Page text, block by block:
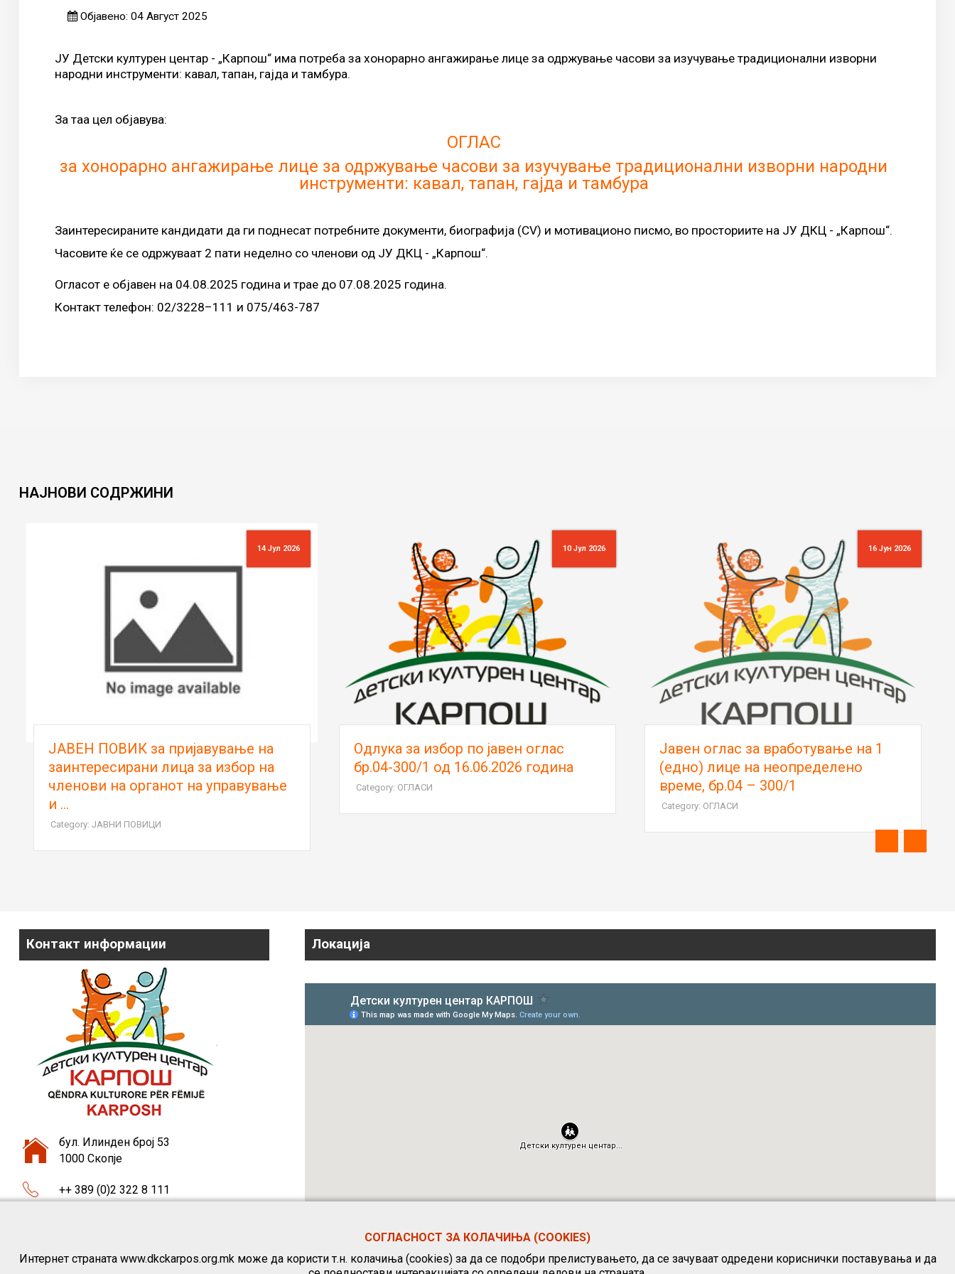
Објавено: 04 Август 2025
ЈУ Детски културен центар - „Карпош“ има потреба за хонорарно ангажирање лице за одржување часови за изучување традиционални изворни
народни инструменти: кавал, тапан, гајда и тамбура.
За таа цел објавува:
ОГЛАС
за хонорарно ангажирање лице за одржување часови за изучување традиционални изворни народни
инструменти: кавал, тапан, гајда и тамбура
Заинтересираните кандидати да ги поднесат потребните документи, биографија (CV) и мотивационо писмо, во просториите на ЈУ ДКЦ - „Карпош“.
Часовите ќе се одржуваат 2 пати неделно со членови од ЈУ ДКЦ - „Карпош“.
Огласот е објавен на 04.08.2025 година и трае до 07.08.2025 година.
Контакт телефон: 02/3228–111 и 075/463-787
НАЈНОВИ СОДРЖИНИ
14 Јул 2026
ЈАВЕН ПОВИК за пријавување на
заинтересирани лица за избор на
членови на органот на управување
и ...
Category: ЈАВНИ ПОВИЦИ
10 Јул 2026
Oдлука за избор по јавен оглас
бр.04-300/1 од 16.06.2026 година
Category: ОГЛАСИ
16 Јун 2026
Јавен оглас за вработување на 1
(едно) лице на неопределено
време, бр.04 – 300/1
Category: ОГЛАСИ
Контакт информации
бул. Илинден број 53
1000 Скопје
++ 389 (0)2 322 8 111
dkckarpos1@gmail.com
Локација
СОГЛАСНОСТ ЗА КОЛАЧИЊА (COOKIES)
Интернет страната www.dkckarpos.org.mk може да користи т.н. колачиња (cookies) за да се подобри прелистувањето, да се зачуваат одредени кориснички поставувања и да